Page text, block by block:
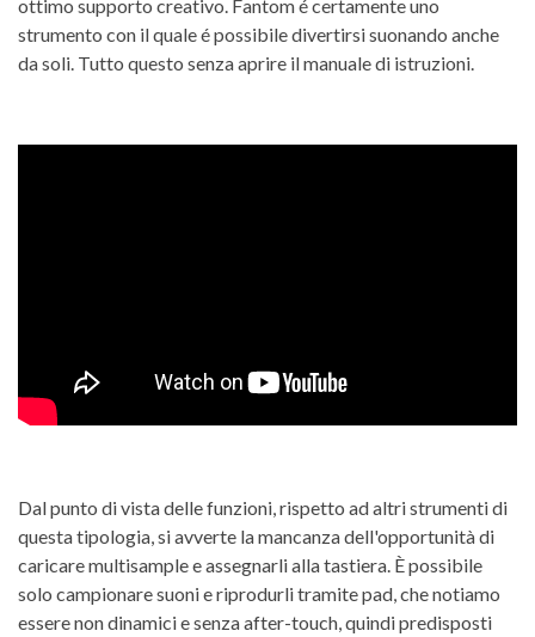
ottimo supporto creativo. Fantom é certamente uno
strumento con il quale é possibile divertirsi suonando anche
da soli. Tutto questo senza aprire il manuale di istruzioni.
Dal punto di vista delle funzioni, rispetto ad altri strumenti di
questa tipologia, si avverte la mancanza dell'opportunità di
caricare multisample e assegnarli alla tastiera. È possibile
solo campionare suoni e riprodurli tramite pad, che notiamo
essere non dinamici e senza after-touch, quindi predisposti